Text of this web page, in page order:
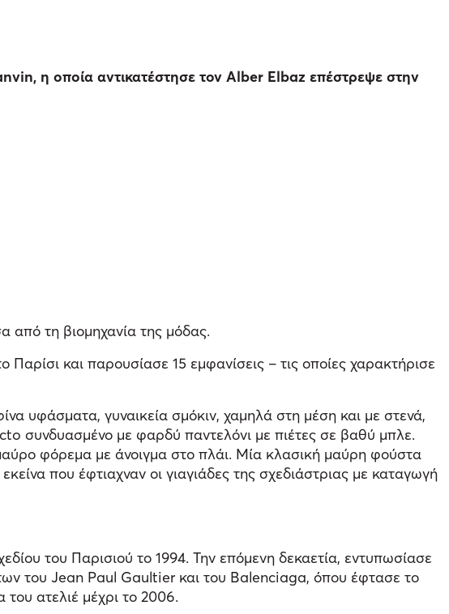
η οποία αντικατέστησε τον Alber Elbaz επέστρεψε στην
τη βιομηχανία της μόδας.
και παρουσίασε 15 εμφανίσεις – τις οποίες χαρακτήρισε
υφάσματα, γυναικεία σμόκιν, χαμηλά στη μέση και με στενά,
συνδυασμένο με φαρδύ παντελόνι με πιέτες σε βαθύ μπλε.
φόρεμα με άνοιγμα στο πλάι. Μία κλασική μαύρη φούστα
που έφτιαχναν οι γιαγιάδες της σχεδιάστριας με καταγωγή
του Παρισιού το 1994. Την επόμενη δεκαετία, εντυπωσίασε
του Jean Paul Gaultier και του Balenciaga, όπου έφτασε το
ατελιέ μέχρι το 2006.